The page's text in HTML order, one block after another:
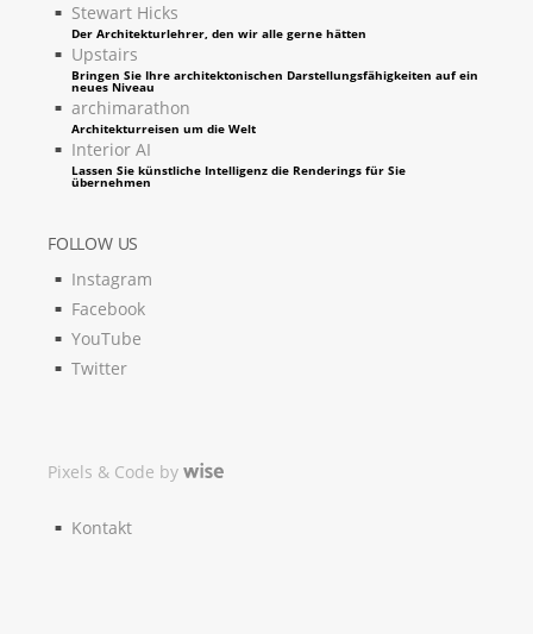
Stewart Hicks
Der Architekturlehrer, den wir alle gerne hätten
Upstairs
Bringen Sie Ihre architektonischen Darstellungsfähigkeiten auf ein
neues Niveau
archimarathon
Architekturreisen um die Welt
Interior AI
Lassen Sie künstliche Intelligenz die Renderings für Sie
übernehmen
FOLLOW US
Instagram
Facebook
YouTube
Twitter
Pixels & Code by
Kontakt